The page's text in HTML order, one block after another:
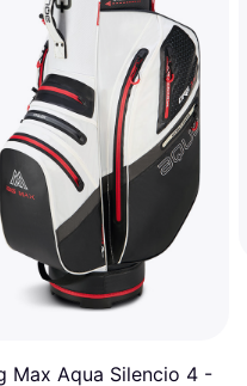
Max Aqua Silencio 4 -